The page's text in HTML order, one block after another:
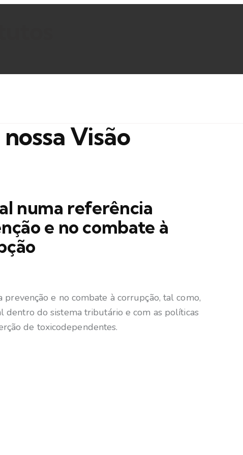
Visão
numa referência
e no combate à
e no combate à corrupção, tal como,
dentro do sistema tributário e com as políticas
de toxicodependentes.